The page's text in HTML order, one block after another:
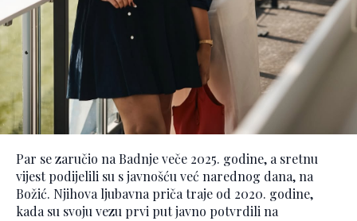
Par se zaručio na Badnje veče 2025. godine, a sretnu
vijest podijelili su s javnošću već narednog dana, na
Božić. Njihova ljubavna priča traje od 2020. godine,
kada su svoju vezu prvi put javno potvrdili na